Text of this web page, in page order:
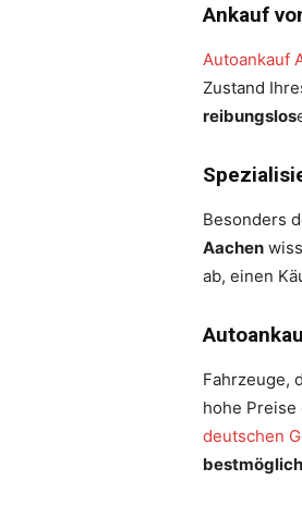
Ankauf
Autoankauf
Zustand
reibungslos
Besonders
Aachen
ab, einen
Fahrzeuge,
hohe Preise
deutschen